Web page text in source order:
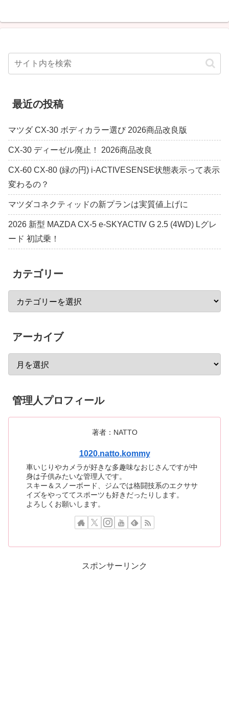
最近の投稿
マツダ CX-30 ボディカラー選び 2026商品改良版
CX-30 ディーゼル廃止！ 2026商品改良
CX-60 CX-80 (緑の円) i-ACTIVESENSE状態表示って表示
変わるの？
マツダコネクティッドの新プランは実質値上げに
2026 新型 MAZDA CX-5 e-SKYACTIV G 2.5 (4WD) Lグレ
ード 初試乗！
カテゴリー
アーカイブ
管理人プロフィール
著者：NATTO
1020.natto.kommy
車いじりやカメラが好きな多趣味なおじさんですが中
身は子供みたいな管理人です。
スキー＆スノーボード、ジムでは格闘技系のエクササ
イズをやっててスポーツも好きだったりします。
よろしくお願いします。
スポンサーリンク